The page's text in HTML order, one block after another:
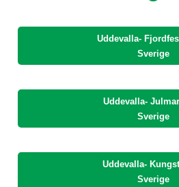
Uddevalla-
Sverige
Uddevalla-
Sverige
Uddevalla-
Sverige